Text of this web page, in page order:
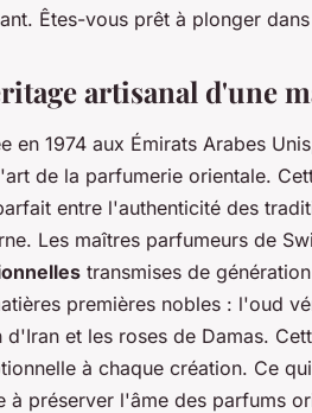
Êtes-vous prêt à plonger
artisanal d'une
en 1974 aux Émirats Arabes
de la parfumerie orientale.
entre l'authenticité des
Les maîtres parfumeurs de
transmises de
premières nobles : l'oud
d'Iran et les roses de Damas.
à chaque création. Ce
à préserver l'âme des parfums